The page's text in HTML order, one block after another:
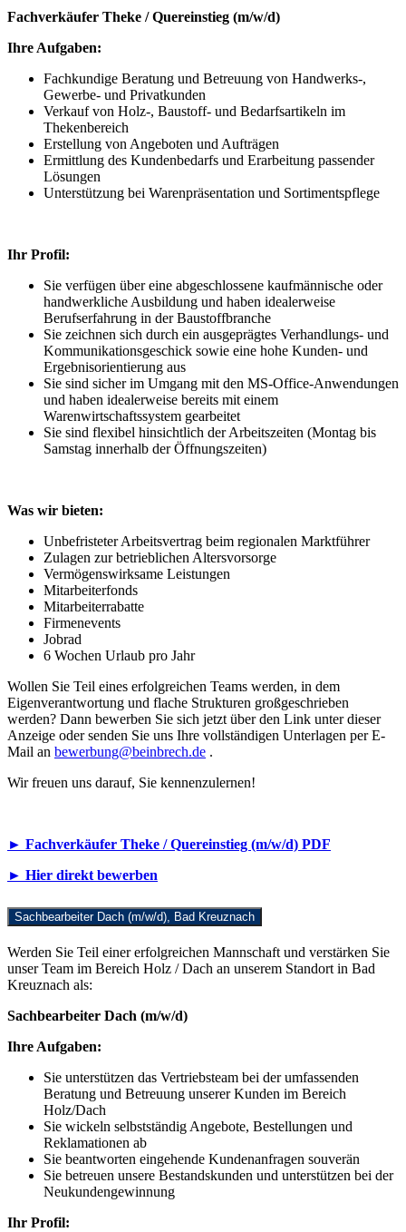
Fachverkäufer Theke / Quereinstieg (m/w/d)
Ihre Aufgaben:
Fachkundige Beratung und Betreuung von Handwerks-,
Gewerbe- und Privatkunden
Verkauf von Holz-, Baustoff- und Bedarfsartikeln im
Thekenbereich
Erstellung von Angeboten und Aufträgen
Ermittlung des Kundenbedarfs und Erarbeitung passender
Lösungen
Unterstützung bei Warenpräsentation und Sortimentspflege
Ihr Profil:
Sie verfügen über eine abgeschlossene kaufmännische oder
handwerkliche Ausbildung und haben idealerweise
Berufserfahrung in der Baustoffbranche
Sie zeichnen sich durch ein ausgeprägtes Verhandlungs- und
Kommunikationsgeschick sowie eine hohe Kunden- und
Ergebnisorientierung aus
Sie sind sicher im Umgang mit den MS-Office-Anwendungen
und haben idealerweise bereits mit einem
Warenwirtschaftssystem gearbeitet
Sie sind flexibel hinsichtlich der Arbeitszeiten (Montag bis
Samstag innerhalb der Öffnungszeiten)
Was wir bieten:
Unbefristeter Arbeitsvertrag beim regionalen Marktführer
Zulagen zur betrieblichen Altersvorsorge
Vermögenswirksame Leistungen
Mitarbeiterfonds
Mitarbeiterrabatte
Firmenevents
Jobrad
6 Wochen Urlaub pro Jahr
Wollen Sie Teil eines erfolgreichen Teams werden, in dem
Eigenverantwortung und flache Strukturen großgeschrieben
werden? Dann bewerben Sie sich jetzt über den Link unter dieser
Anzeige oder senden Sie uns Ihre vollständigen Unterlagen per E-
Mail an bewerbung@beinbrech.de .
Wir freuen uns darauf, Sie kennenzulernen!
► Fachverkäufer Theke / Quereinstieg (m/w/d) PDF
► Hier direkt bewerben
Sachbearbeiter Dach (m/w/d), Bad Kreuznach
Werden Sie Teil einer erfolgreichen Mannschaft und verstärken Sie
unser Team im Bereich Holz / Dach an unserem Standort in Bad
Kreuznach als:
Sachbearbeiter Dach (m/w/d)
Ihre Aufgaben:
Sie unterstützen das Vertriebsteam bei der umfassenden
Beratung und Betreuung unserer Kunden im Bereich
Holz/Dach
Sie wickeln selbstständig Angebote, Bestellungen und
Reklamationen ab
Sie beantworten eingehende Kundenanfragen souverän
Sie betreuen unsere Bestandskunden und unterstützen bei der
Neukundengewinnung
Ihr Profil: